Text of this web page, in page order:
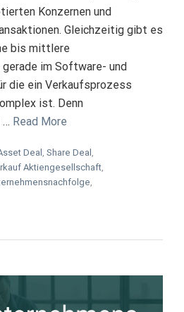
Konzernen und
Gleichzeitig gibt es
bis mittlere
im Software- und
die ein Verkaufsprozess
ist. Denn
… Read More
Deal , Share Deal ,
Aktiengesellschaft,
,